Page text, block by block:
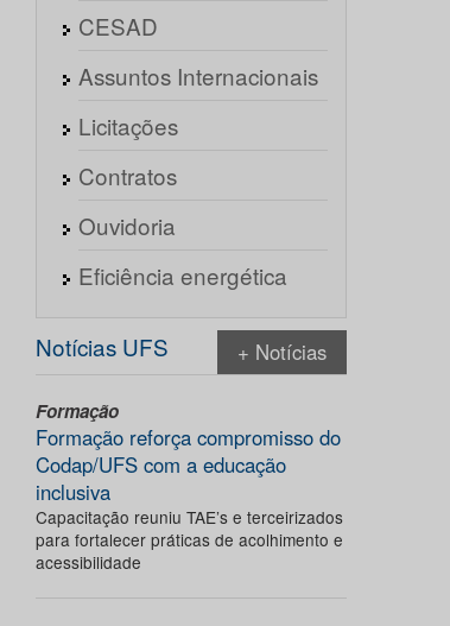
CESAD
Assuntos Internacionais
Licitações
Contratos
Ouvidoria
Eficiência energética
Notícias UFS + Notícias
Formação
Formação reforça compromisso do
Codap/UFS com a educação
inclusiva
Capacitação reuniu TAE’s e terceirizados
para fortalecer práticas de acolhimento e
acessibilidade